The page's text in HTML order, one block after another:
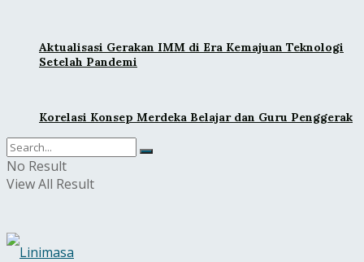
Aktualisasi Gerakan IMM di Era Kemajuan Teknologi
Setelah Pandemi
Korelasi Konsep Merdeka Belajar dan Guru Penggerak
No Result
View All Result